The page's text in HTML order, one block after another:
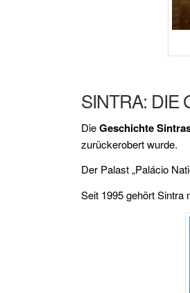
SINTRA: DIE
DieGeschichte
zurückerobert wurde.
Der Palast „Palácio
Seit 1995 gehört Sintra